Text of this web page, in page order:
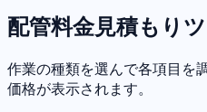
配管料金見積もり
作業の種類を選んで各項目を
価格が表示されます。